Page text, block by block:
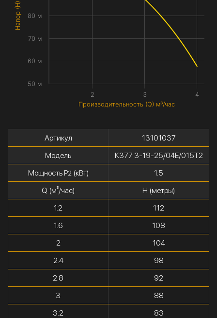
Производительность (Q) м³/час
2 3 4
50 м
60 м
70 м
80 м
Артикул
13101037
Модель
К377 3-19-25/04Е/015Т2
Мощность P2(кВт)
1.5
Q (м³/час)
H (метры)
1.2
112
1.6
108
2
104
2.4
98
2.8
92
3
88
3.2
83